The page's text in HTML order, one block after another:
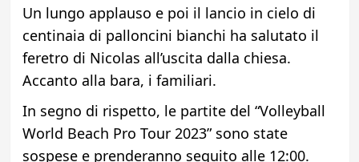
Un lungo applauso e poi il lancio in cielo di
centinaia di palloncini bianchi ha salutato il
feretro di Nicolas all’uscita dalla chiesa.
Accanto alla bara, i familiari.
In segno di rispetto, le partite del “Volleyball
World Beach Pro Tour 2023” sono state
sospese e prenderanno seguito alle 12:00.